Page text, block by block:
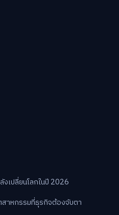
เปลี่ยนโลกในปี 2026
าหกรรมที่ธุรกิจต้องจับตา